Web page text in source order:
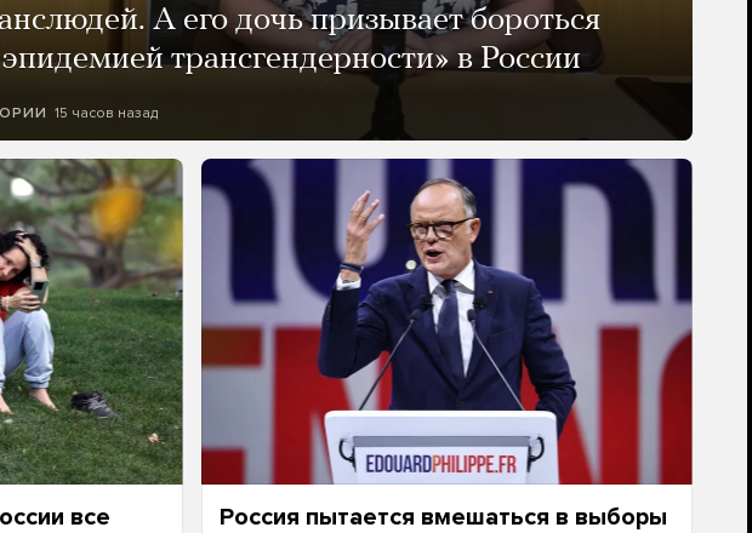
А его дочь призывает бороться
трансгендерности» в России
15 часов назад
все
Россия пытается вмешаться в выборы